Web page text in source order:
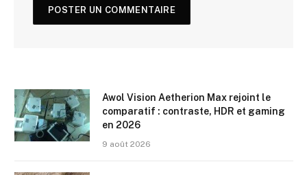
Awol Vision Aetherion Max rejoint le
comparatif : contraste, HDR et gaming
en 2026
9 août 2026